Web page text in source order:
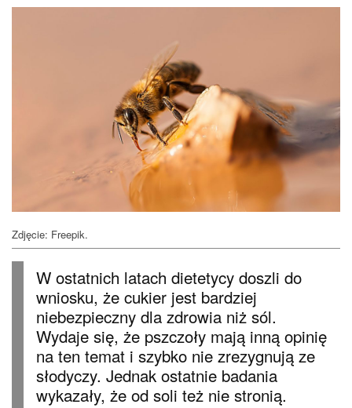
Zdjęcie: Freepik.
W ostatnich latach dietetycy doszli do
wniosku, że cukier jest bardziej
niebezpieczny dla zdrowia niż sól.
Wydaje się, że pszczoły mają inną opinię
na ten temat i szybko nie zrezygnują ze
słodyczy. Jednak ostatnie badania
wykazały, że od soli też nie stronią.